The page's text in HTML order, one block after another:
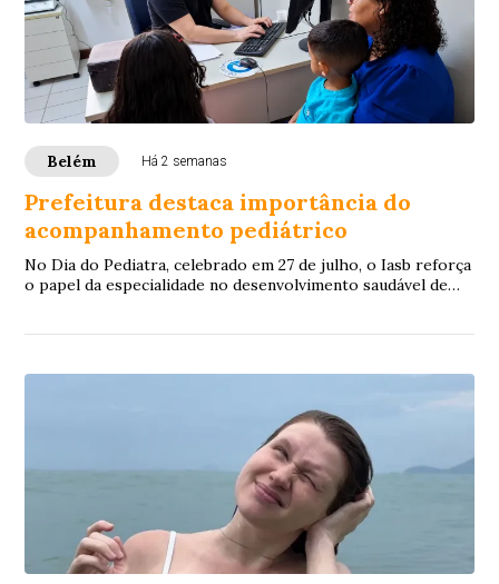
Belém Há 2 semanas
Prefeitura destaca importância do
acompanhamento pediátrico
No Dia do Pediatra, celebrado em 27 de julho, o Iasb reforça
o papel da especialidade no desenvolvimento saudável de